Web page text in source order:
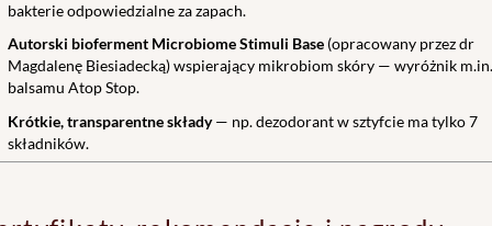
bakterie odpowiedzialne za zapach.
Autorski bioferment Microbiome Stimuli Base(opracowany przez dr
Magdalenę Biesiadecką) wspierający mikrobiom skóry — wyróżnik m.in.
balsamu Atop Stop.
Krótkie, transparentne składy— np. dezodorant w sztyfcie ma tylko 7
składników.